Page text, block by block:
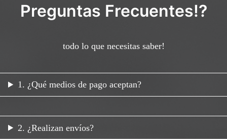
Preguntas Frecuentes!?
todo lo que necesitas saber!
1. ¿Qué medios de pago aceptan?
2. ¿Realizan envíos?